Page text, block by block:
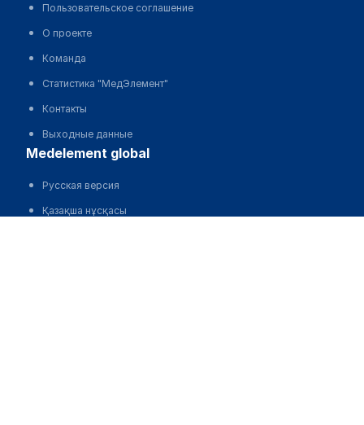
Пользовательское соглашение
О проекте
Команда
Статистика "МедЭлемент"
Контакты
Выходные данные
medelement global
Русская версия
Қазақша нұсқасы